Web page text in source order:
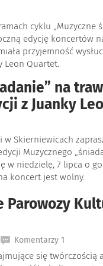
cyklu „Muzyczne
edycję koncertów
przyjemność
Leon Quartet.
na
z Juanky
w Skierniewicach
Muzycznego
w niedzielę, 7 lipca o
koncert jest wolny.
Komentarzy 1
się twórczością